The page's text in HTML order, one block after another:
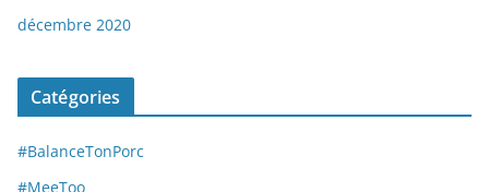
décembre 2020
Catégories
#BalanceTonPorc
#MeeToo